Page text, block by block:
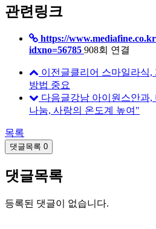
관련링크
https://
idxno=56785 908회 연결
이전글클리어 스마일라식,
방법 중요
다음글강남 아이원스안과
나눔, 사랑의 온도계 높여"
목록
댓글목록 0
댓글목록
등록된 댓글이 없습니다.